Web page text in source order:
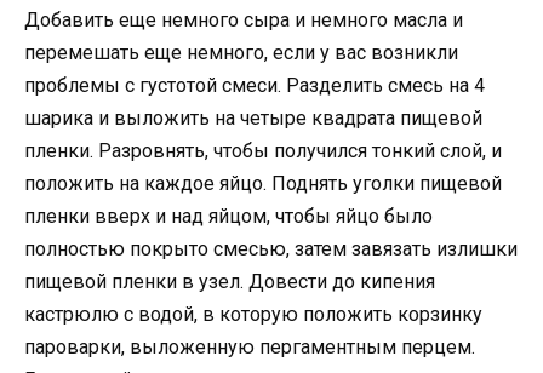
Добавить еще немного сыра и немного масла и
перемешать еще немного, если у вас возникли
проблемы с густотой смеси. Разделить смесь на 4
шарика и выложить на четыре квадрата пищевой
пленки. Разровнять, чтобы получился тонкий слой, и
положить на каждое яйцо. Поднять уголки пищевой
пленки вверх и над яйцом, чтобы яйцо было
полностью покрыто смесью, затем завязать излишки
пищевой пленки в узел. Довести до кипения
кастрюлю с водой, в которую положить корзинку
пароварки, выложенную пергаментным перцем.